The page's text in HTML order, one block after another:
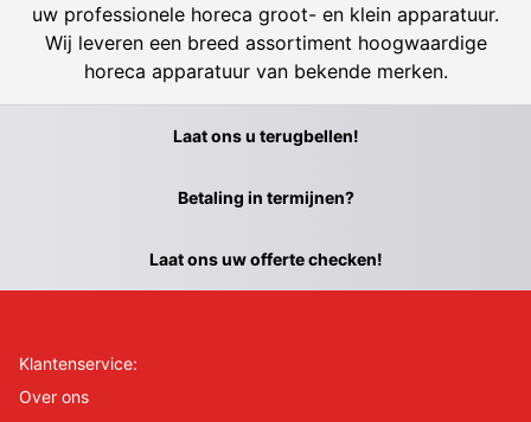
uw professionele horeca groot- en klein apparatuur.
Wij leveren een breed assortiment hoogwaardige
horeca apparatuur van bekende merken.
Laat ons u terugbellen!
Betaling in termijnen?
Laat ons uw offerte checken!
Klantenservice:
Over ons